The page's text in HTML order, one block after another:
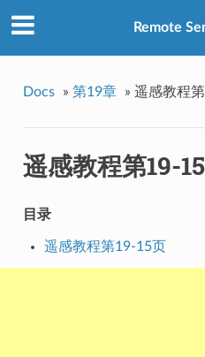
Remote
Docs » 第19章 » 遥感教程
遥感教程第19-
目录
遥感教程第19-15页